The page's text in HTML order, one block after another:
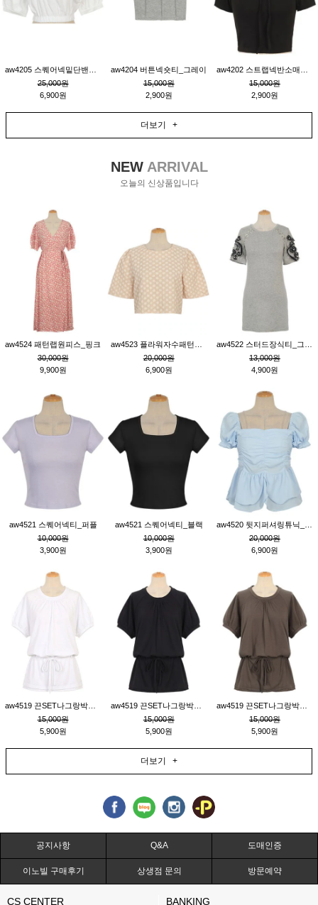
25,000원
6,900원
aw4204 버튼넥숏티_그레이
15,000원
2,900원
15,000원
2,900원
더보기 +
NEWARRIVAL
오늘의 신상품입니다
aw4524 패턴랩원피스_핑크
30,000원
9,900원
20,000원
6,900원
13,000원
4,900원
aw4521 스퀘어넥티_퍼플
10,000원
3,900원
aw4521 스퀘어넥티_블랙
10,000원
3,900원
20,000원
6,900원
15,000원
5,900원
15,000원
5,900원
15,000원
5,900원
더보기 +
공지사항 Q&A 도매인증
이노빌 구매후기 상생점 문의 방문예약
CS CENTER BANKING